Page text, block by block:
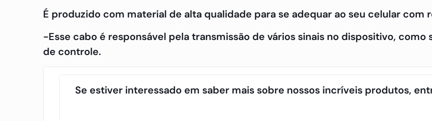
É produzido com material de alta qualidade para se adequar ao seu celular com
-Esse cabo é responsável pela transmissão de vários sinais no dispositivo, como
de controle.
Se estiver interessado em saber mais sobre nossos incríveis produtos,